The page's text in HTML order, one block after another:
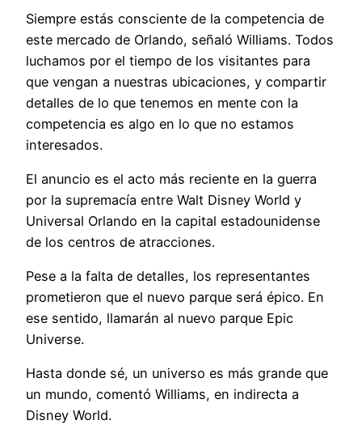
Siempre estás consciente de la competencia de
este mercado de Orlando, señaló Williams. Todos
luchamos por el tiempo de los visitantes para
que vengan a nuestras ubicaciones, y compartir
detalles de lo que tenemos en mente con la
competencia es algo en lo que no estamos
interesados.
El anuncio es el acto más reciente en la guerra
por la supremacía entre Walt Disney World y
Universal Orlando en la capital estadounidense
de los centros de atracciones.
Pese a la falta de detalles, los representantes
prometieron que el nuevo parque será épico. En
ese sentido, llamarán al nuevo parque Epic
Universe.
Hasta donde sé, un universo es más grande que
un mundo, comentó Williams, en indirecta a
Disney World.